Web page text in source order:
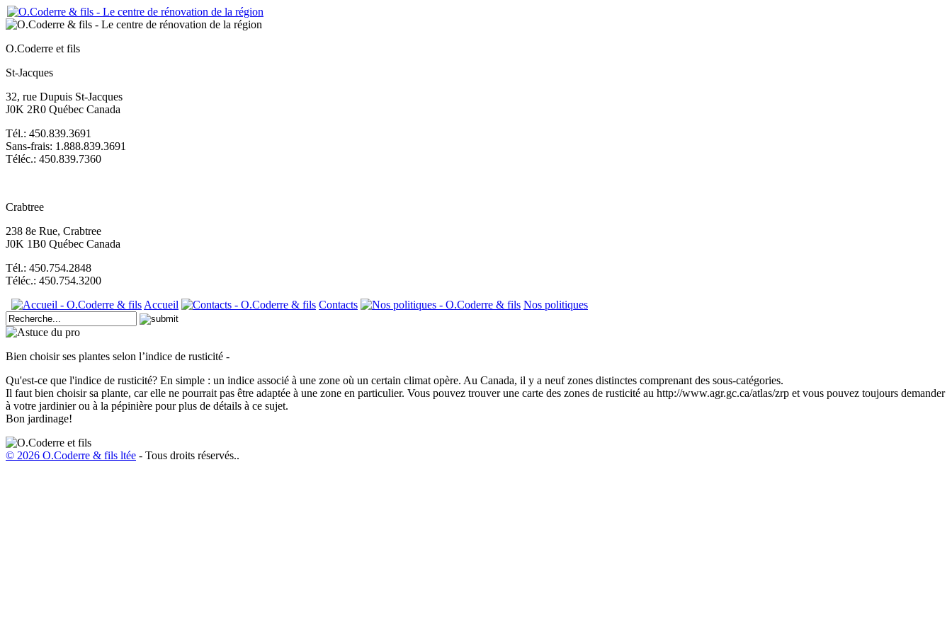
O.Coderre et fils
St-Jacques
32, rue Dupuis St-Jacques
J0K 2R0 Québec Canada
Tél.: 450.839.3691
Sans-frais: 1.888.839.3691
Téléc.: 450.839.7360
Crabtree
238 8e Rue, Crabtree
J0K 1B0 Québec Canada
Tél.: 450.754.2848
Téléc.: 450.754.3200
Accueil
Contacts Nos politiques
Bien choisir ses plantes selon l’indice de rusticité -
Qu'est-ce que l'indice de rusticité? En simple : un indice associé à une zone où un certain climat opère. Au Canada, il y a neuf zones distinctes comprenant des sous-catégories.
Il faut bien choisir sa plante, car elle ne pourrait pas être adaptée à une zone en particulier. Vous pouvez trouver une carte des zones de rusticité au http://www.agr.gc.ca/atlas/zrp et vous pouvez toujours demander
à votre jardinier ou à la pépinière pour plus de détails à ce sujet.
Bon jardinage!
© 2026 O.Coderre & fils ltée - Tous droits réservés..